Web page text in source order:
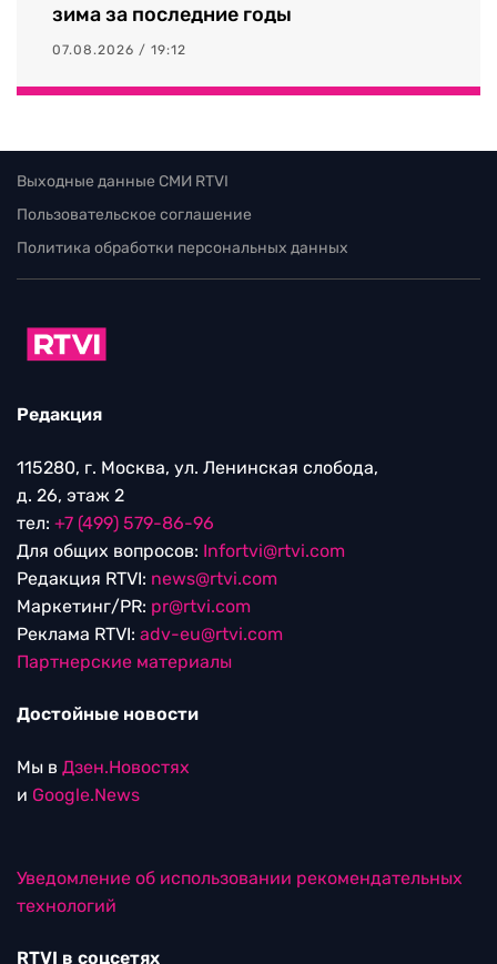
зима за последние годы
07.08.2026 / 19:12
Выходные данные СМИ RTVI
Пользовательское соглашение
Политика обработки персональных данных
Редакция
115280, г. Москва, ул. Ленинская слобода,
д. 26, этаж 2
тел: +7 (499) 579-86-96
Для общих вопросов: Infortvi@rtvi.com
Редакция RTVI: news@rtvi.com
Маркетинг/PR: pr@rtvi.com
Реклама RTVI: adv-eu@rtvi.com
Партнерские материалы
Достойные новости
Мы в Дзен.Новостях
и Google.News
Уведомление об использовании рекомендательных
технологий
RTVI в соцсетях